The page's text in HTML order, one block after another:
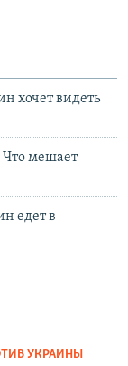
хочет видеть
Что мешает
едет в
УКРАИНЫ